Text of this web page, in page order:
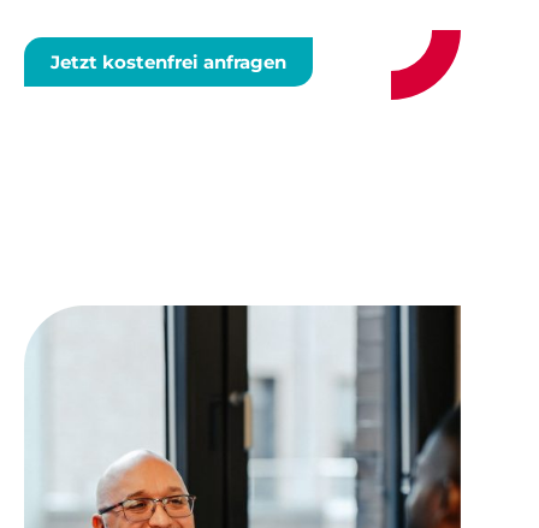
Jetzt kostenfrei anfragen